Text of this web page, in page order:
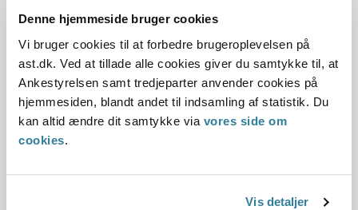
Denne hjemmeside bruger cookies
Vi bruger cookies til at forbedre brugeroplevelsen på
ast.dk. Ved at tillade alle cookies giver du samtykke til, at
Ankestyrelsen samt tredjeparter anvender cookies på
hjemmesiden, blandt andet til indsamling af statistik. Du
kan altid ændre dit samtykke via vores side om
cookies.
Vis detaljer
11.07.2013
Paragraf
§ 37 § 5 § 7 § 71 § 35
Journalnummer